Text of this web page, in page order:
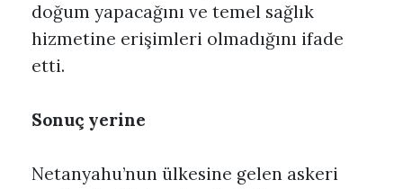
doğum yapacağını ve temel sağlık
hizmetine erişimleri olmadığını ifade
etti.
Sonuç yerine
Netanyahu’nun ülkesine gelen askeri